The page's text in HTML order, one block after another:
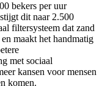
bekers per uur
dit naar 2.500
filtersysteem dat zand
maakt het handmatig
met sociaal
kansen voor mensen
komen.